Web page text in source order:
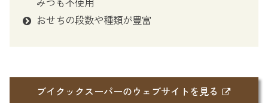
みつも不使用
おせちの段数や種類が豊富
ブイクックスーパーのウェブサイトを見る